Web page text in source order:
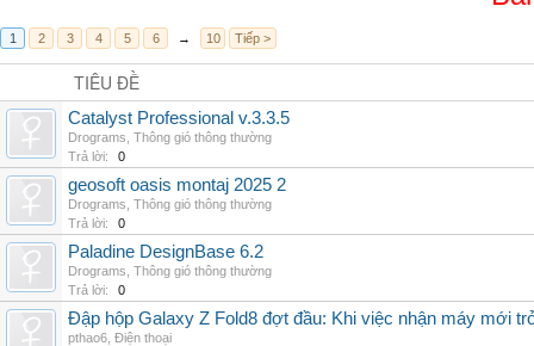
1 2 3 4 5 6 → 10 Tiếp >
TIÊU ĐỀ
Catalyst Professional v.3.3.5
Drograms Thông gió thông thường
Trả lời:
0
geosoft oasis montaj 2025 2
Drograms Thông gió thông thường
Trả lời:
0
Paladine DesignBase 6.2
Drograms Thông gió thông thường
Trả lời:
0
Đập hộp Galaxy Z Fold8 đợt đầu: Khi việc nhận máy mới
pthao6 Điện thoại